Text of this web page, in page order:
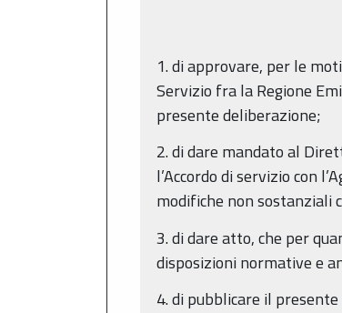
1. di approvare, per le
Servizio fra la Regione
presente deliberazione;
2. di dare mandato al
l’Accordo di servizio con
modifiche non sostanziali
3. di dare atto, che per
disposizioni normative e
4. di pubblicare il